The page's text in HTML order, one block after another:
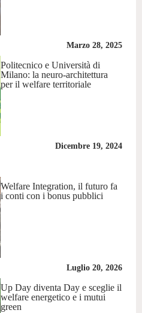
Marzo 28, 2025
Politecnico e Università di
Milano: la neuro-architettura
per il welfare territoriale
Dicembre 19, 2024
Welfare Integration, il futuro fa
i conti con i bonus pubblici
Luglio 20, 2026
Up Day diventa Day e sceglie il
welfare energetico e i mutui
green